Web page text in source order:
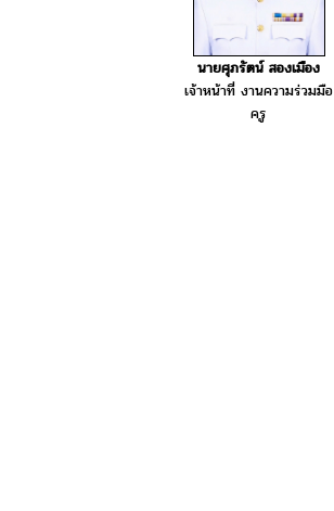
นายศุภรัตน์ สองเมือง
เจ้าหน้าที่ งานความร่วมมือ
ครู